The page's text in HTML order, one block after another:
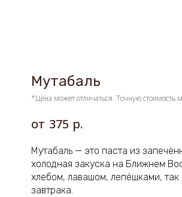
Мутабаль
*Цена может отличаться. Точную стоимость
375 р.
Мутабаль — это паста из
холодная закуска на Ближнем
хлебом, лавашом, лепёшками,
завтрака.